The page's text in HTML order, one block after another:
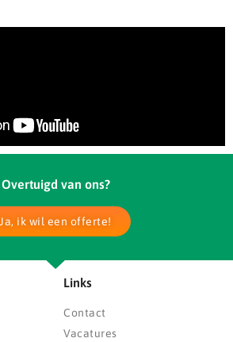
Overtuigd van ons?
Ja, ik wil een offerte!
Links
Contact
Vacatures